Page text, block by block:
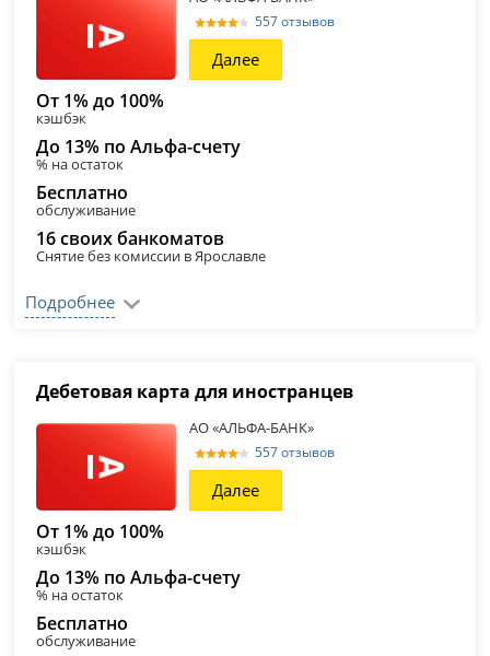
557 отзывов
Далее
От 1% до 100%
кэшбэк
До 13% по Альфа-счету
% на остаток
Бесплатно
обслуживание
16 своих банкоматов
Снятие без комиссии в Ярославле
Подробнее
Дебетовая карта для иностранцев
АО «АЛЬФА-БАНК»
557 отзывов
Далее
От 1% до 100%
кэшбэк
До 13% по Альфа-счету
% на остаток
Бесплатно
обслуживание